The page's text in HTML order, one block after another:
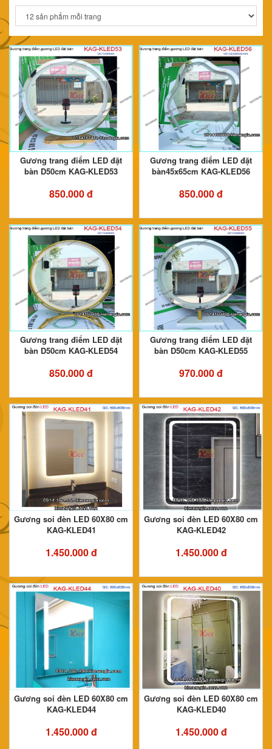
Gương trang điểm LED đặt
bàn D50cm KAG-KLED53
850.000 đ
Gương trang điểm LED đặt
bàn45x65cm KAG-KLED56
850.000 đ
Gương trang điểm LED đặt
bàn D50cm KAG-KLED54
850.000 đ
Gương trang điểm LED đặt
bàn D50cm KAG-KLED55
970.000 đ
Gương soi đèn LED 60X80 cm
KAG-KLED41
1.450.000 đ
Gương soi đèn LED 60X80 cm
KAG-KLED42
1.450.000 đ
Gương soi đèn LED 60X80 cm
KAG-KLED44
1.450.000 đ
Gương soi đèn LED 60X80 cm
KAG-KLED40
1.450.000 đ